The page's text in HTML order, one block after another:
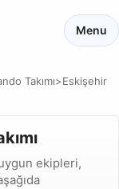
Menu
Takımı>Eskişehir
ekipleri,